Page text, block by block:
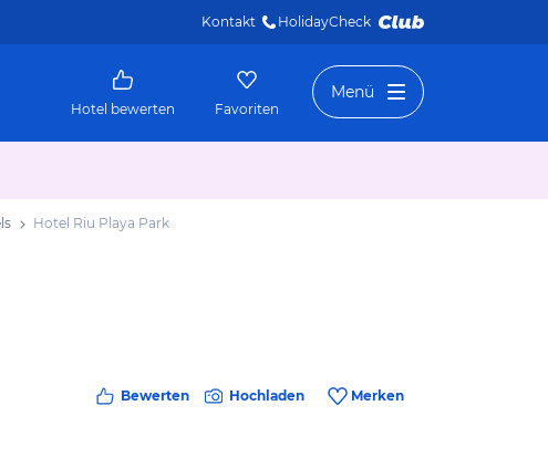
Kontakt HolidayCheck
Hotel bewerten Favoriten
Menü
Hotel Riu Playa Park
Bewerten Hochladen Merken